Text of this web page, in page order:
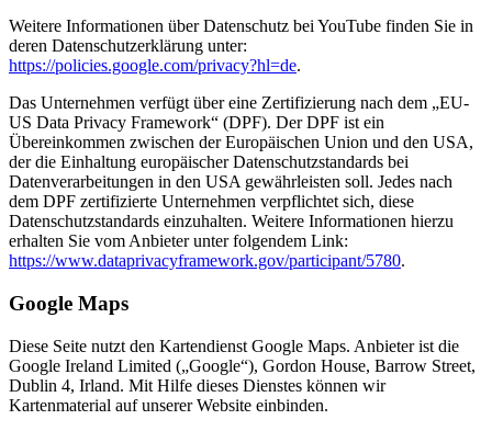
Weitere Informationen über Datenschutz bei YouTube finden Sie in
deren Datenschutzerklärung unter:
https://policies.google.com/privacy?hl=de.
Das Unternehmen verfügt über eine Zertifizierung nach dem „EU-
US Data Privacy Framework“ (DPF). Der DPF ist ein
Übereinkommen zwischen der Europäischen Union und den USA,
der die Einhaltung europäischer Datenschutzstandards bei
Datenverarbeitungen in den USA gewährleisten soll. Jedes nach
dem DPF zertifizierte Unternehmen verpflichtet sich, diese
Datenschutzstandards einzuhalten. Weitere Informationen hierzu
erhalten Sie vom Anbieter unter folgendem Link:
https://www.dataprivacyframework.gov/participant/5780.
Google Maps
Diese Seite nutzt den Kartendienst Google Maps. Anbieter ist die
Google Ireland Limited („Google“), Gordon House, Barrow Street,
Dublin 4, Irland. Mit Hilfe dieses Dienstes können wir
Kartenmaterial auf unserer Website einbinden.